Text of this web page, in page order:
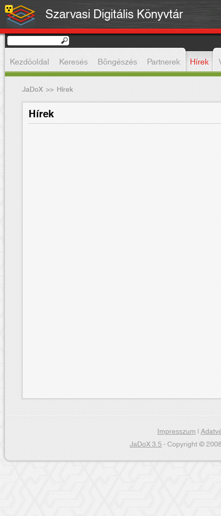
Szarvasi Digitális Könyvtár
Kezdőoldal Keresés Böngészés Partnerek Hírek
JaDoX >> Hírek
Hírek
Impresszum|
JaDoX 3.5- Copyright ©